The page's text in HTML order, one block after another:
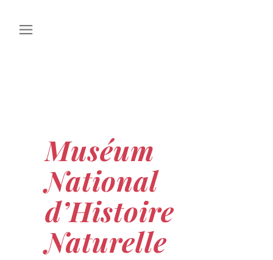
Muséum
National
d’Histoire
Naturelle